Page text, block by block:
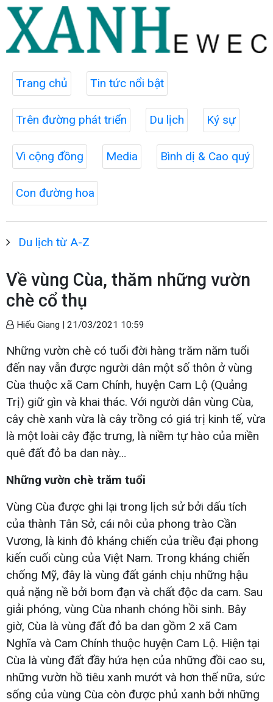
Trang chủ Tin tức nổi bật
Trên đường phát triển Du lịch Ký sự
Vì cộng đồng Media Bình dị & Cao quý
Con đường hoa
Du lịch từ A-Z
Về vùng Cùa, thăm những vườn
chè cổ thụ
Hiếu Giang | 21/03/2021 10:59
Những vườn chè có tuổi đời hàng trăm năm tuổi
đến nay vẫn được người dân một số thôn ở vùng
Cùa thuộc xã Cam Chính, huyện Cam Lộ (Quảng
Trị) giữ gìn và khai thác. Với người dân vùng Cùa,
cây chè xanh vừa là cây trồng có giá trị kinh tế, vừa
là một loài cây đặc trưng, là niềm tự hào của miền
quê đất đỏ ba dan này…
Những vườn chè trăm tuổi
Vùng Cùa được ghi lại trong lịch sử bởi dấu tích
của thành Tân Sở, cái nôi của phong trào Cần
Vương, là kinh đô kháng chiến của triều đại phong
kiến cuối cùng của Việt Nam. Trong kháng chiến
chống Mỹ, đây là vùng đất gánh chịu những hậu
quả nặng nề bởi bom đạn và chất độc da cam. Sau
giải phóng, vùng Cùa nhanh chóng hồi sinh. Bây
giờ, Cùa là vùng đất đỏ ba dan gồm 2 xã Cam
Nghĩa và Cam Chính thuộc huyện Cam Lộ. Hiện tại
Cùa là vùng đất đầy hứa hẹn của những đồi cao su,
những vườn hồ tiêu xanh mướt và hơn thế nữa, sức
sống của vùng Cùa còn được phủ xanh bởi những